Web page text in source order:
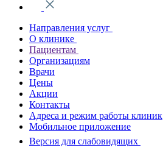
Направления услуг
О клинике
Пациентам
Организациям
Врачи
Цены
Акции
Контакты
Адреса и режим работы клиник
Мобильное приложение
Версия для слабовидящих